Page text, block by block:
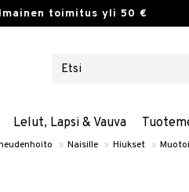
toimitus yli 50 €
Lelut, Lapsi & Vauva
» Naisille » Hiukset »